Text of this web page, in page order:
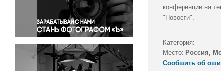
Правосудие
Происшествия и конфликты
Религия
Светская жизнь
Спорт
Экология
конференции на
"Новости".
Категория:
Место: Россия,
Сообщить об